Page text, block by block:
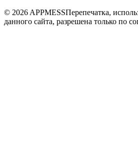
© 2026 APPMESSПерепечатка,
данного сайта, разрешена только по